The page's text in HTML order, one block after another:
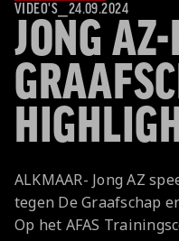
AZ
Wat
AZ
Bestel
Teams
Club
JONG
VIDEO'S
24.09.2024
ALKMAAR- Jong AZ
tegen De Graafschap
Op het AFAS